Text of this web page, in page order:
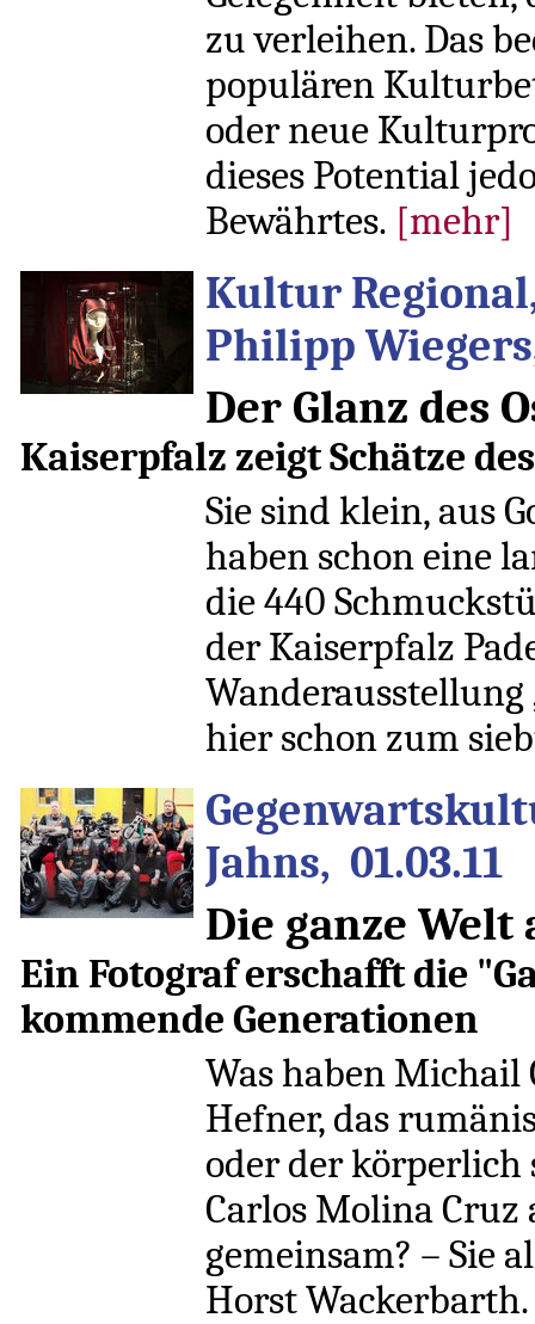
zu verleihen. Das
populären
oder neue
dieses Potential
Bewährtes. [mehr]
Kultur
Philipp
Der Glanz des
Kaiserpfalz zeigt Schätze
Sie sind klein, aus
haben schon eine
die 440
der Kaiserpfalz
Wanderausstellung
hier schon zum
Jahns, 01.03.11
Die ganze Welt
Ein Fotograf erschafft die
kommende Generationen
Was haben Michail
Hefner, das
oder der körperlich
Carlos Molina
gemeinsam? – Sie
Horst Wackerbarth.